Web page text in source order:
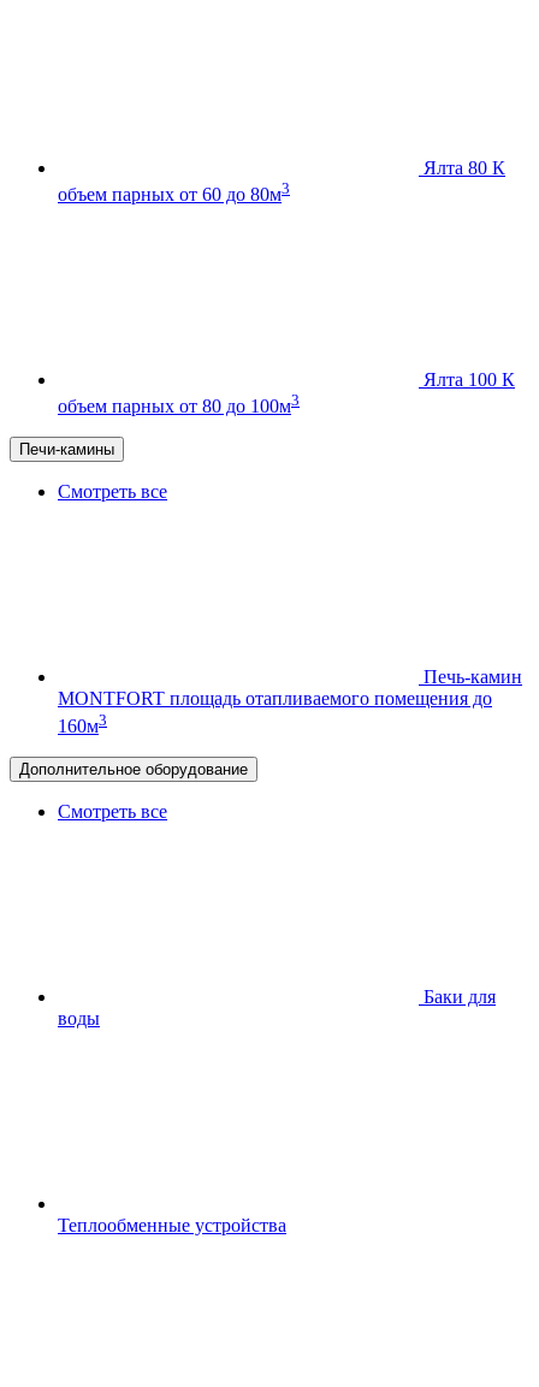
Ялта 80 К
объем парных от 60 до 80м3
Ялта 100 К
объем парных от 80 до 100м3
Печи-камины
Смотреть все
Печь-камин
MONTFORT площадь отапливаемого помещения до
160м3
Дополнительное оборудование
Смотреть все
Баки для
воды
Теплообменные устройства